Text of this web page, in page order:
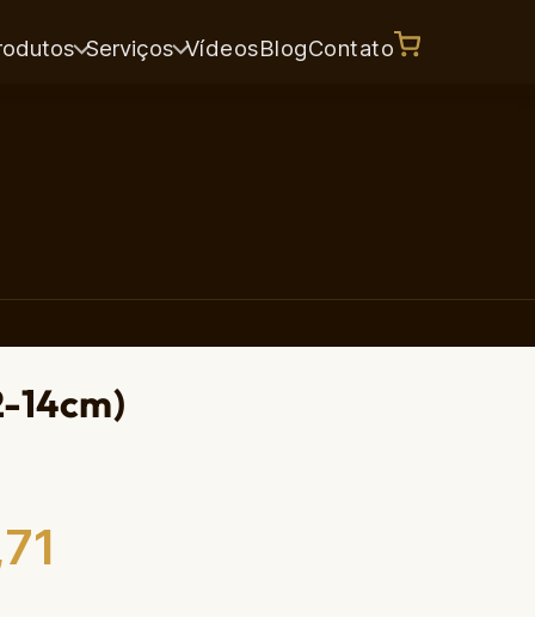
Serviços VídeosBlogContato
14cm)